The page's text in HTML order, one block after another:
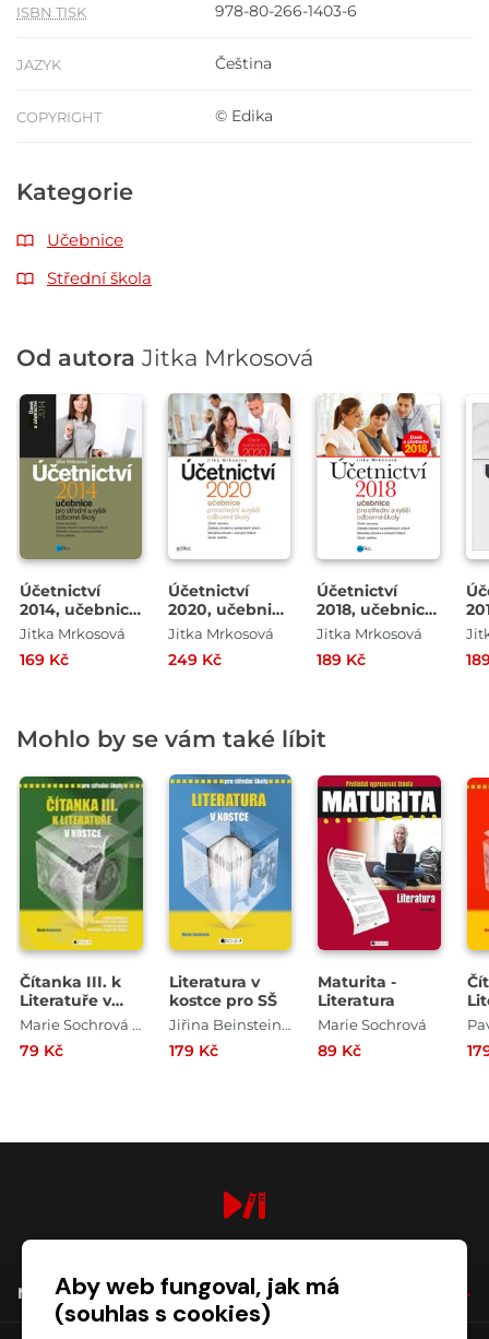
ISBN TISK 978-80-266-1403-6
JAZYK Čeština
COPYRIGHT © Edika
Kategorie
Učebnice
Střední škola
Od autora Jitka Mrkosová
Účetnictví
2014, učebnice
pro SŠ a VOŠ
Jitka Mrkosová
169 Kč
Účetnictví
2020, učebnice
pro SŠ a VOŠ
Jitka Mrkosová
249 Kč
Účetnictví
2018, učebnice
pro SŠ a VOŠ
Jitka Mrkosová
189 Kč
Mohlo by se vám také líbit
Čítanka III. k
Literatuře v
kostce pro SŠ Marie Sochrová , Pavel Kantorek
79 Kč
Literatura v
kostce pro SŠ
Jiřina Beinstein Lockerová , Pavel Kantorek , Milada Housková , Marie Sochrová
179 Kč
Maturita -
Literatura
Marie Sochrová
89 Kč
NÁKUPAby web fungoval, jak má
(souhlas s cookies)